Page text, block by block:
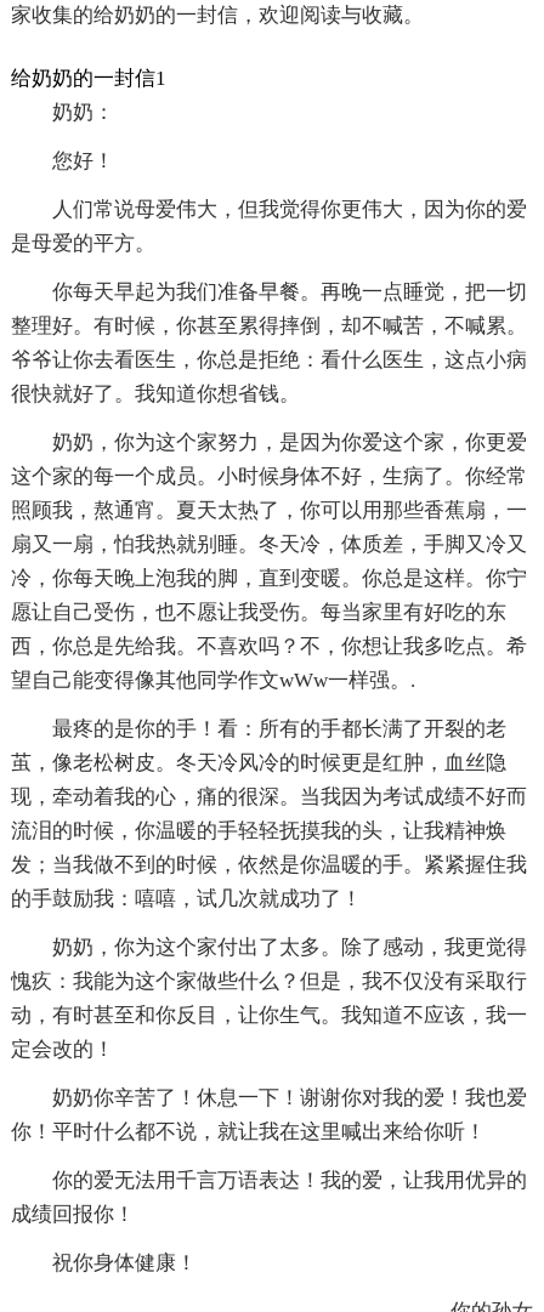
家收集的给奶奶的一封信，欢迎阅读与收藏。
给奶奶的一封信1
奶奶：
您好！
人们常说母爱伟大，但我觉得你更伟大，因为你的爱
是母爱的平方。
你每天早起为我们准备早餐。再晚一点睡觉，把一切
整理好。有时候，你甚至累得摔倒，却不喊苦，不喊累。
爷爷让你去看医生，你总是拒绝：看什么医生，这点小病
很快就好了。我知道你想省钱。
奶奶，你为这个家努力，是因为你爱这个家，你更爱
这个家的每一个成员。小时候身体不好，生病了。你经常
照顾我，熬通宵。夏天太热了，你可以用那些香蕉扇，一
扇又一扇，怕我热就别睡。冬天冷，体质差，手脚又冷又
冷，你每天晚上泡我的脚，直到变暖。你总是这样。你宁
愿让自己受伤，也不愿让我受伤。每当家里有好吃的东
西，你总是先给我。不喜欢吗？不，你想让我多吃点。希
望自己能变得像其他同学作文wWw一样强。.
最疼的是你的手！看：所有的手都长满了开裂的老
茧，像老松树皮。冬天冷风冷的时候更是红肿，血丝隐
现，牵动着我的心，痛的很深。当我因为考试成绩不好而
流泪的时候，你温暖的手轻轻抚摸我的头，让我精神焕
发；当我做不到的时候，依然是你温暖的手。紧紧握住我
的手鼓励我：嘻嘻，试几次就成功了！
奶奶，你为这个家付出了太多。除了感动，我更觉得
愧疚：我能为这个家做些什么？但是，我不仅没有采取行
动，有时甚至和你反目，让你生气。我知道不应该，我一
定会改的！
奶奶你辛苦了！休息一下！谢谢你对我的爱！我也爱
你！平时什么都不说，就让我在这里喊出来给你听！
你的爱无法用千言万语表达！我的爱，让我用优异的
成绩回报你！
祝你身体健康！